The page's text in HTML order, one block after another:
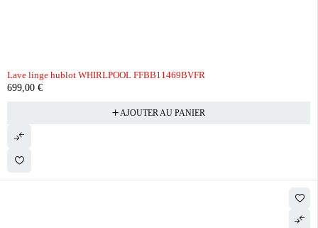
Lave linge hublot WHIRLPOOL FFBB11469BVFR
699,00 €
AJOUTER AU PANIER